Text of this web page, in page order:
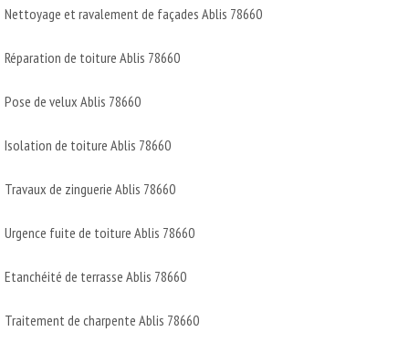
Nettoyage et ravalement de façades Ablis 78660
Réparation de toiture Ablis 78660
Pose de velux Ablis 78660
Isolation de toiture Ablis 78660
Travaux de zinguerie Ablis 78660
Urgence fuite de toiture Ablis 78660
Etanchéité de terrasse Ablis 78660
Traitement de charpente Ablis 78660